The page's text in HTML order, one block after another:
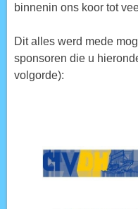
binnenin ons koor tot
Dit alles werd mede
sponsoren die u
volgorde):